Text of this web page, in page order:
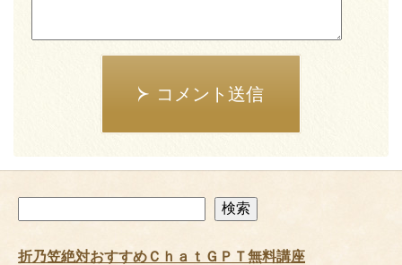
コメント送信
索
検索
折乃笠絶対おすすめＣｈａｔＧＰＴ無料講座